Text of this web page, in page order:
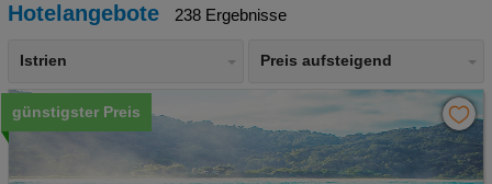
Hotelangebote 238 Ergebnisse
Istrien Preis aufsteigend
günstigster Preis